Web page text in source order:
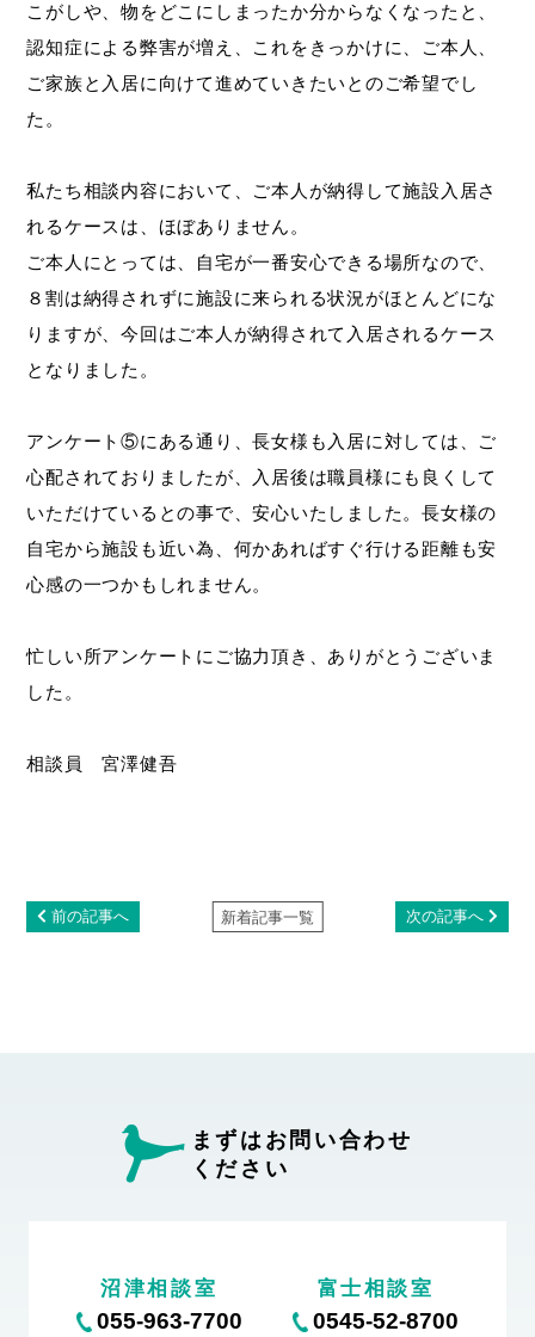
こがしや、物をどこにしまったか分からなくなったと、
認知症による弊害が増え、これをきっかけに、ご本人、
ご家族と入居に向けて進めていきたいとのご希望でし
た。
私たち相談内容において、ご本人が納得して施設入居さ
れるケースは、ほぼありません。
ご本人にとっては、自宅が一番安心できる場所なので、
８割は納得されずに施設に来られる状況がほとんどにな
りますが、今回はご本人が納得されて入居されるケース
となりました。
アンケート⑤にある通り、長女様も入居に対しては、ご
心配されておりましたが、入居後は職員様にも良くして
いただけているとの事で、安心いたしました。長女様の
自宅から施設も近い為、何かあればすぐ行ける距離も安
心感の一つかもしれません。
忙しい所アンケートにご協力頂き、ありがとうございま
した。
相談員 宮澤健吾
前の記事へ 次の記事へ
新着記事一覧
まずはお問い合わせ
ください
沼津相談室
055-963-7700
富士相談室
0545-52-8700